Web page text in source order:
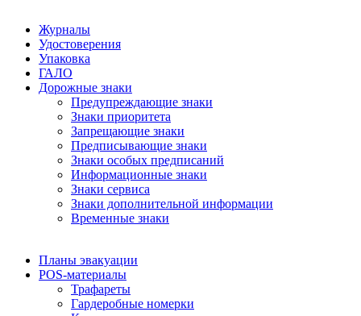
Журналы
Удостоверения
Упаковка
ГАЛО
Дорожные знаки
Предупреждающие знаки
Знаки приоритета
Запрещающие знаки
Предписывающие знаки
Знаки особых предписаний
Информационные знаки
Знаки сервиса
Знаки дополнительной информации
Временные знаки
Планы эвакуации
POS-материалы
Трафареты
Гардеробные номерки